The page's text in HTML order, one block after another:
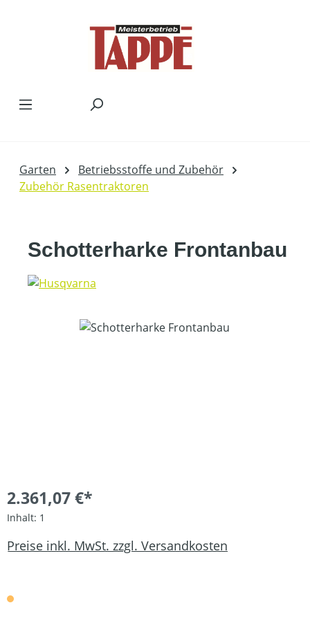
Garten
Betriebsstoffe und Zubehör
Zubehör Rasentraktoren
Schotterharke Frontanbau
Bildergalerie überspringen
2.361,07 €*
Inhalt: 1
Preise inkl. MwSt. zzgl. Versandkosten